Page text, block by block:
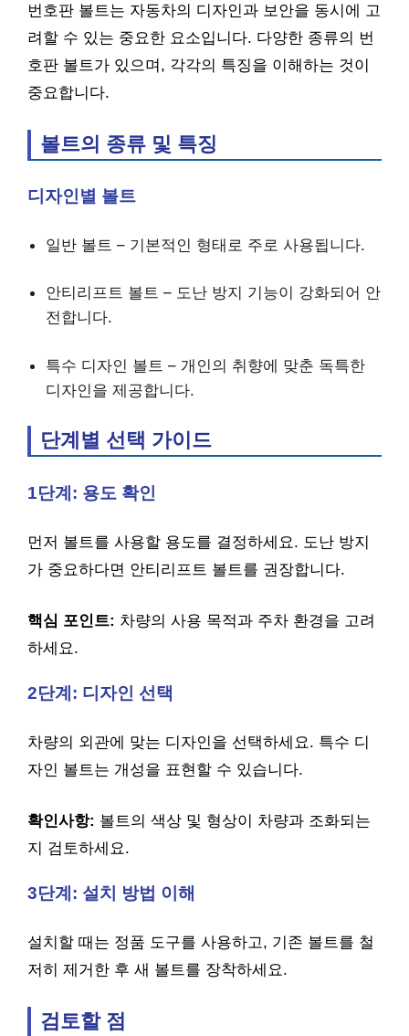
번호판 볼트는 자동차의 디자인과 보안을 동시에 고
려할 수 있는 중요한 요소입니다. 다양한 종류의 번
호판 볼트가 있으며, 각각의 특징을 이해하는 것이
중요합니다.
볼트의 종류 및 특징
디자인별 볼트
일반 볼트 – 기본적인 형태로 주로 사용됩니다.
안티리프트 볼트 – 도난 방지 기능이 강화되어 안
전합니다.
특수 디자인 볼트 – 개인의 취향에 맞춘 독특한
디자인을 제공합니다.
단계별 선택 가이드
1단계: 용도 확인
먼저 볼트를 사용할 용도를 결정하세요. 도난 방지
가 중요하다면 안티리프트 볼트를 권장합니다.
핵심 포인트: 차량의 사용 목적과 주차 환경을 고려
하세요.
2단계: 디자인 선택
차량의 외관에 맞는 디자인을 선택하세요. 특수 디
자인 볼트는 개성을 표현할 수 있습니다.
확인사항: 볼트의 색상 및 형상이 차량과 조화되는
지 검토하세요.
3단계: 설치 방법 이해
설치할 때는 정품 도구를 사용하고, 기존 볼트를 철
저히 제거한 후 새 볼트를 장착하세요.
검토할 점